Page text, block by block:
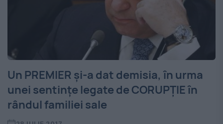
Un PREMIER și-a dat demisia, în urma
unei sentințe legate de CORUPȚIE în
rândul familiei sale